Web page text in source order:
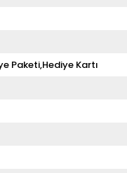
Paketi,Hediye Kartı